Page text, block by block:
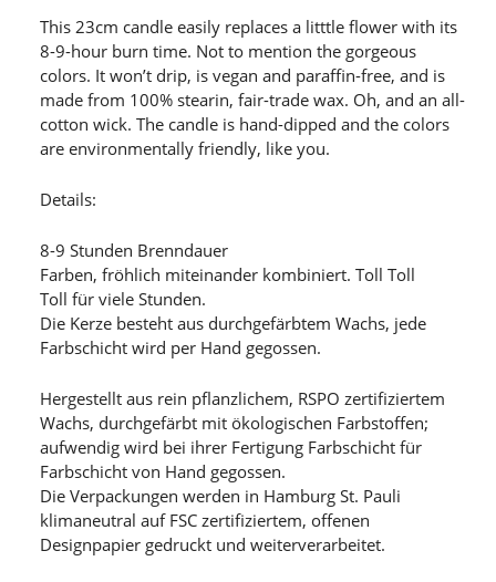
This 23cm candle easily replaces a litttle flower with its
8-9-hour burn time. Not to mention the gorgeous
colors. It won’t drip, is vegan and paraffin-free, and is
made from 100% stearin, fair-trade wax. Oh, and an all-
cotton wick. The candle is hand-dipped and the colors
are environmentally friendly, like you.
Details:
8-9 Stunden Brenndauer
Farben, fröhlich miteinander kombiniert. Toll Toll
Toll für viele Stunden.
Die Kerze besteht aus durchgefärbtem Wachs, jede
Farbschicht wird per Hand gegossen.
Hergestellt aus rein pflanzlichem, RSPO zertifiziertem
Wachs, durchgefärbt mit ökologischen Farbstoffen;
aufwendig wird bei ihrer Fertigung Farbschicht für
Farbschicht von Hand gegossen.
Die Verpackungen werden in Hamburg St. Pauli
klimaneutral auf FSC zertifiziertem, offenen
Designpapier gedruckt und weiterverarbeitet.